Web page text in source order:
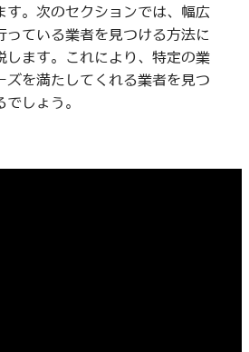
す。次のセクションでは、幅広
っている業者を見つける方法に
します。これにより、特定の業
ズを満たしてくれる業者を見つ
しょう。